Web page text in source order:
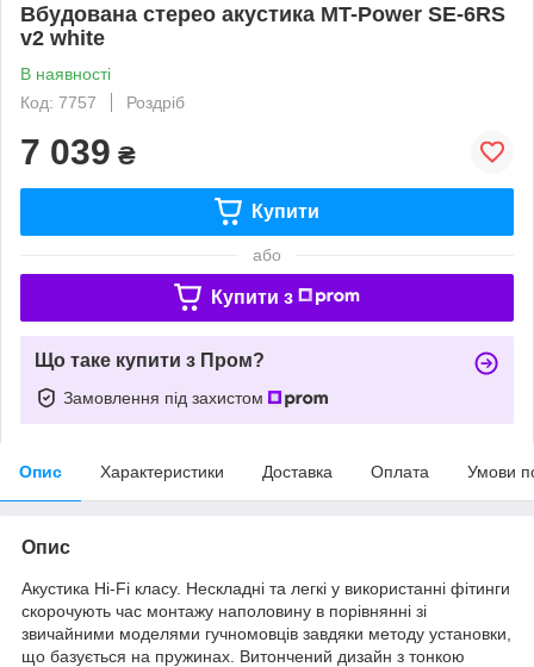
Вбудована стерео акустика MT-Power SE-6RS
v2 white
В наявності
Код: 7757
Роздріб
7 039 ₴
Купити
або
Купити з
Що таке купити з Пром?
Замовлення під захистом
Опис Характеристики Доставка Оплата Умови
Опис
Акустика Hi-Fi класу. Нескладні та легкі у використанні фітинги
скорочують час монтажу наполовину в порівнянні зі
звичайними моделями гучномовців завдяки методу установки,
що базується на пружинах. Витончений дизайн з тонкою